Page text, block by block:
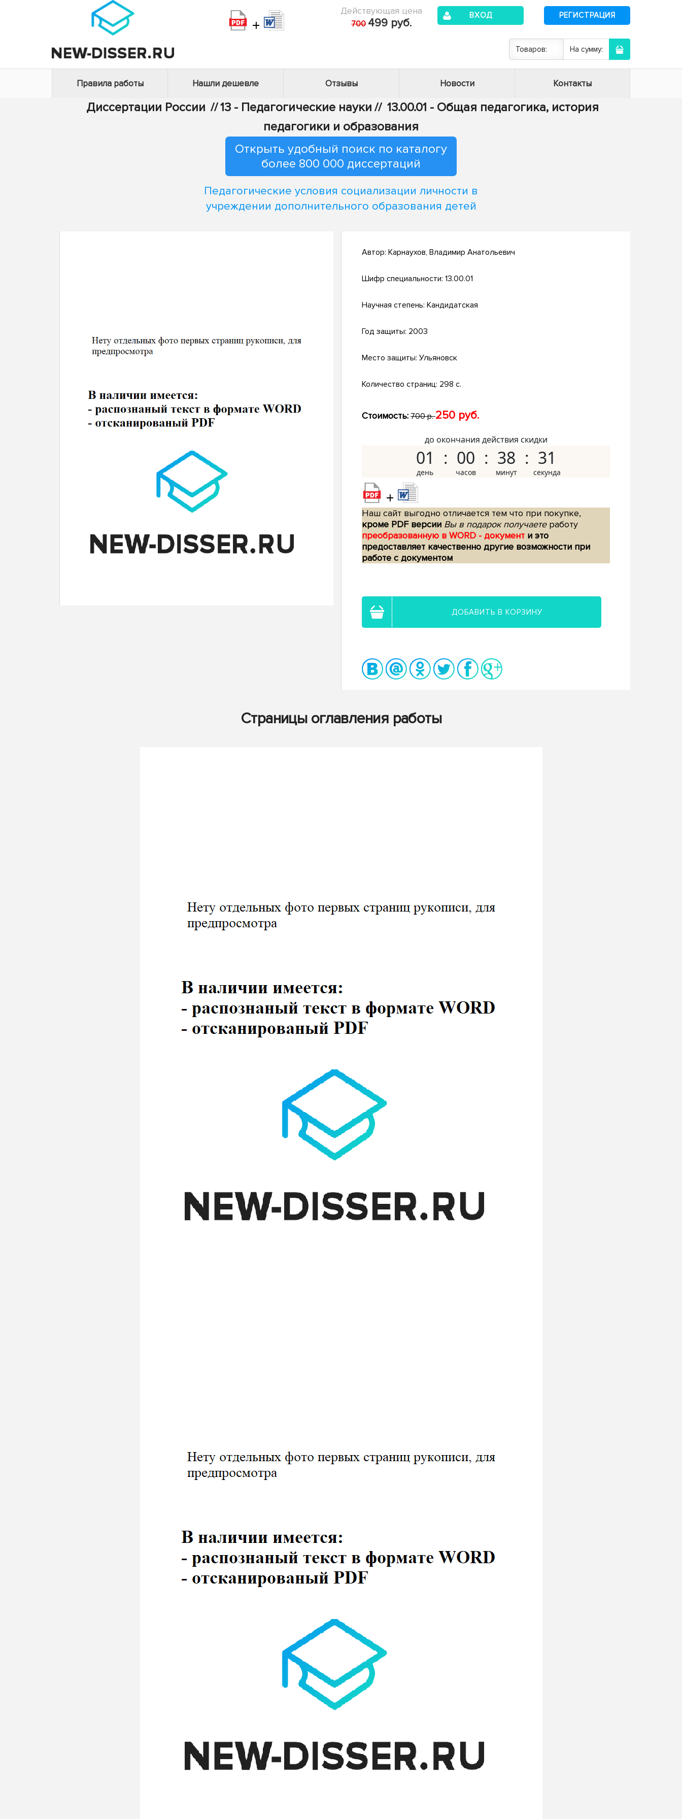
+
Действующая цена
700 499 руб.
ВХОД РЕГИСТРАЦИЯ
Товаров: На сумму:
Правила работы Нашли дешевле Отзывы Новости Контакты
Диссертации России //13 - Педагогические науки // 13.00.01 - Общая педагогика, история
педагогики и образования
Открыть удобный поиск по каталогу
более 800 000 диссертаций
Педагогические условия социализации личности в
учреждении дополнительного образования детей
Автор: Карнаухов, Владимир Анатольевич
Шифр специальности: 13.00.01
Научная степень: Кандидатская
Год защиты: 2003
Место защиты: Ульяновск
Количество страниц: 298 с.
Стоимость: 700 р.250 руб.
до окончания действия скидки
01 00 38 30
+
Наш сайт выгодно отличается тем что при покупке,
кроме PDF версии Вы в подарок получаетеработу
преобразованную в WORD - документ и это
предоставляет качественно другие возможности при
работе с документом
ДОБАВИТЬ В КОРЗИНУ
Страницы оглавления работы